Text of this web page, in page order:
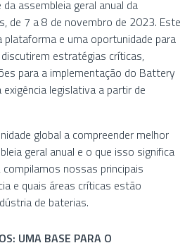
assembleia geral anual da
de 7 a 8 de novembro de 2023. Este
e uma oportunidade para
estratégias críticas,
para a implementação do Battery
legislativa a partir de
global a compreender melhor
geral anual e o que isso significa
nossas principais
e quais áreas críticas estão
de baterias.
UMA BASE PARA O